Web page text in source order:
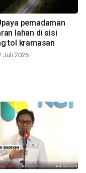
pemadaman
lahan di sisi
tol kramasan
Juli 2026